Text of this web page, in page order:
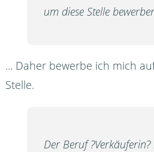
um diese Stelle
... Daher bewerbe ich mich
Stelle.
Der Beruf